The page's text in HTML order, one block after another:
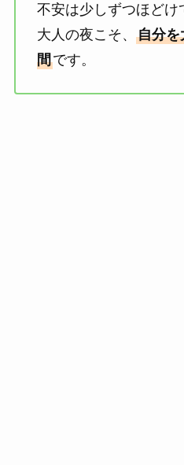
不安は少しずつほどけ
大人の夜こそ、 自分を
間です。